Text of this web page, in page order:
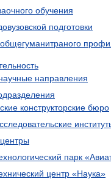
обучения
подготовки
направления
конструкторские бюро
парк
центр «Наука»